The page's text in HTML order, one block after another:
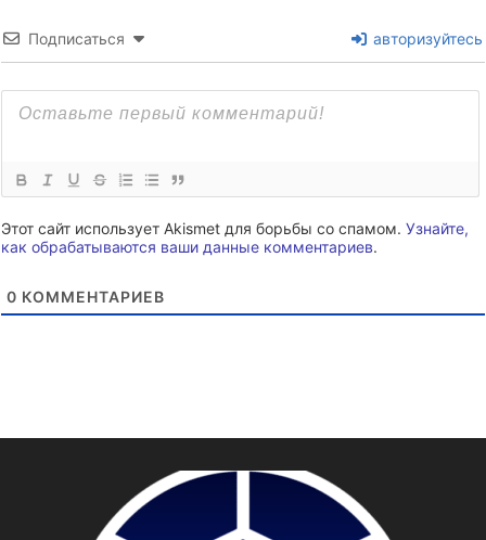
Подписаться авторизуйтесь
Этот сайт использует Akismet для борьбы со спамом. Узнайте,
как обрабатываются ваши данные комментариев.
0 КОММЕНТАРИЕВ